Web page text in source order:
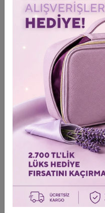
Video
122 Purlés Brightening SPF 50
Leke Karşıtı ve Aydınlatıcı Güneş
Koruyucu Krem 30 ml
2.125,00 TL
Shipping To
146 Purlés Micellar Water Tüm
Ciltler için Misel Makyaj
Temizleme Suyu 200 ml